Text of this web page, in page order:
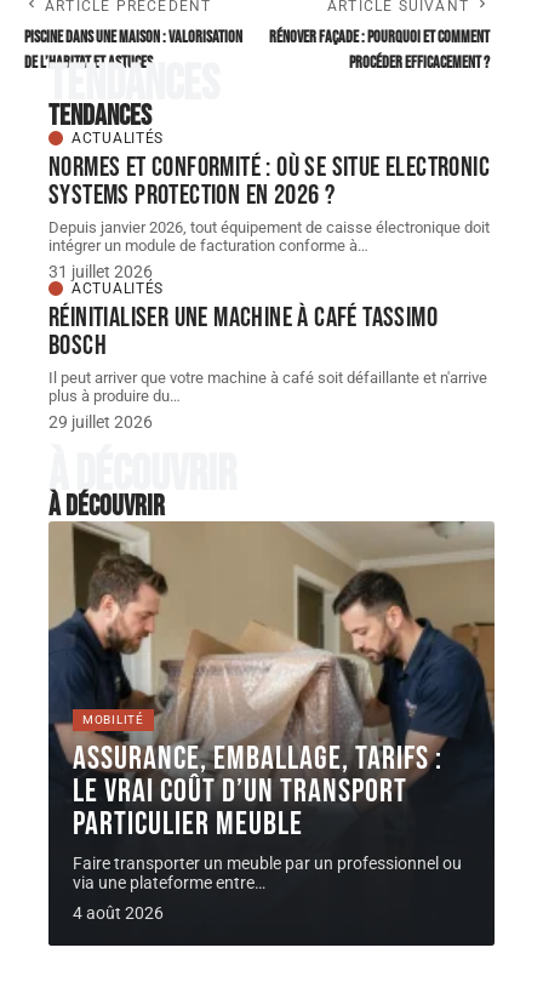
ARTICLE PRÉCÉDENT
Piscine dans une maison : valorisation
de l’habitat et astuces
ARTICLE SUIVANT
Rénover façade : pourquoi et comment
procéder efficacement ?
Tendances
Tendances
ACTUALITÉS
Normes et conformité : où se situe Electronic
Systems Protection en 2026 ?
Depuis janvier 2026, tout équipement de caisse électronique doit
intégrer un module de facturation conforme à…
31 juillet 2026
ACTUALITÉS
Réinitialiser une machine à café Tassimo
Bosch
Il peut arriver que votre machine à café soit défaillante et n'arrive
plus à produire du…
29 juillet 2026
À découvrir
À découvrir
MOBILITÉ
Assurance, emballage, tarifs :
le vrai coût d’un Transport
Particulier meuble
Faire transporter un meuble par un professionnel ou
via une plateforme entre…
4 août 2026